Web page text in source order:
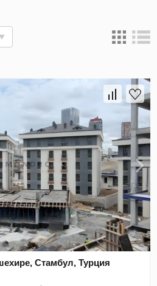
Стамбул, Турция